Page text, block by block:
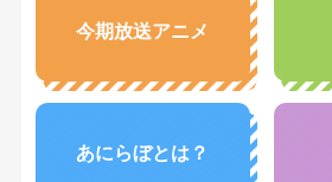
今期放送アニメ
あにらぼとは？